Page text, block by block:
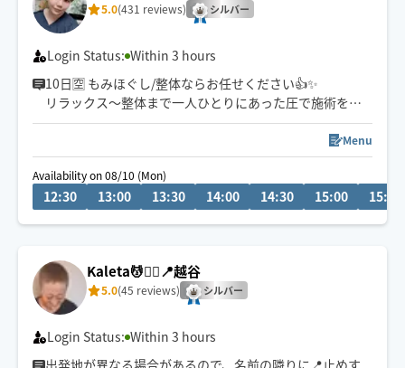
5.0(431 reviews) シルバー
Login Status: Within 3 hours
10日🈳 もみほぐし/整体ならお任せください👍✨
リラックス～整体まで一人ひとりにあった圧で施術を心
がけています🍀
【お願い🙇】
★浦安はディズニー周辺/成田は空港周辺のホテルはお断
りしております。
★駐車スペースの有無を教えて頂けましたら助かりま
す。
Menu
Availability on 08/10 (Mon)
12:30 13:00 13:30 14:00 14:30 15:00 15:30
Kaleta💆🧘‍♀️📍越谷
5.0(45 reviews) シルバー
Login Status: Within 3 hours
出発地が異なる場合があるので、名前の隣りに📍止めす